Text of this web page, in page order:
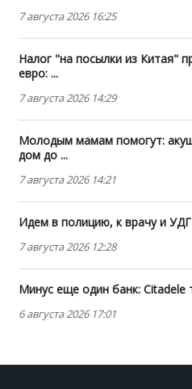
7 августа 2026 16:25
Налог "на посылки из Китая"
евро: ...
7 августа 2026 14:29
Молодым мамам помогут:
дом до ...
7 августа 2026 14:21
Идем в полицию, к врачу и
7 августа 2026 12:28
Минус еще один банк: Citadele
6 августа 2026 17:01